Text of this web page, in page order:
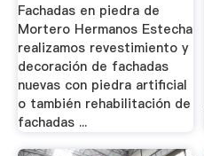
Fachadas en piedra de
Mortero Hermanos Estecha
realizamos revestimiento y
decoración de fachadas
nuevas con piedra artificial
o también rehabilitación de
fachadas ...